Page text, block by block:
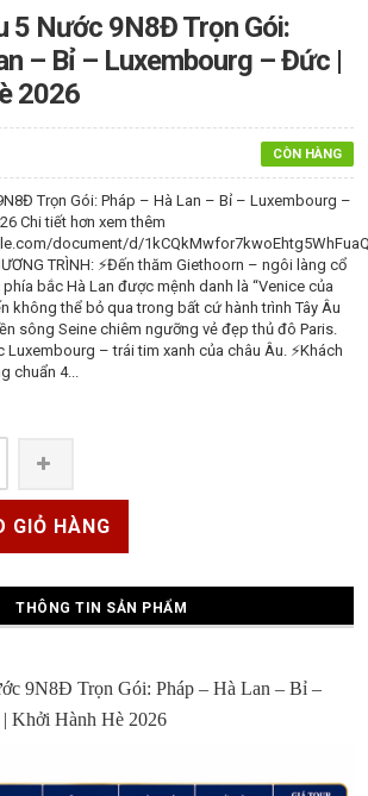
5 Nước 9N8Đ Trọn Gói:
– Bỉ – Luxembourg – Đức |
2026
CÒN HÀNG
Trọn Gói: Pháp – Hà Lan – Bỉ – Luxembourg –
Chi tiết hơn xem thêm
document/d/
TRÌNH: ⚡Đến thăm Giethoorn – ngôi làng cổ
bắc Hà Lan được mệnh danh là “Venice của
không thể bỏ qua trong bất cứ hành trình Tây Âu
sông Seine chiêm ngưỡng vẻ đẹp thủ đô Paris.
Luxembourg – trái tim xanh của châu Âu. ⚡Khách
chuẩn 4...
GIỎ HÀNG
THÔNG TIN SẢN PHẨM
9N8Đ Trọn Gói: Pháp – Hà Lan – Bỉ –
Khởi Hành Hè 2026